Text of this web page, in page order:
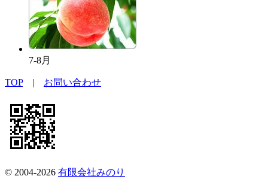
7-8月
TOP| お問い合わせ
© 2004-2026 有限会社みのり